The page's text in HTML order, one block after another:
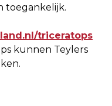
toegankelijk.
triceratops
kunnen Teylers